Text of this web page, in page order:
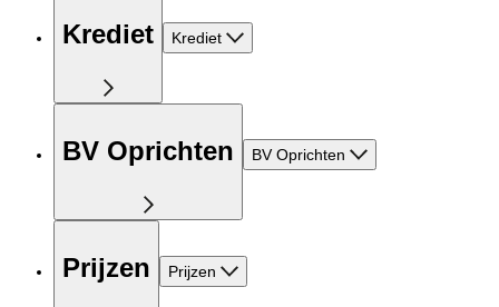
Krediet Krediet
BV Oprichten BV Oprichten
Prijzen Prijzen